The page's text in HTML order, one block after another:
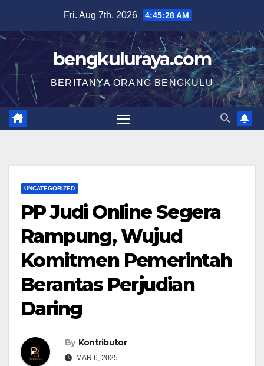
content
Fri. Aug 7th, 2026 4:45:28 AM
bengkuluraya.com
BERITANYA ORANG BENGKULU
UNCATEGORIZED
PP Judi Online Segera
Rampung, Wujud
Komitmen Pemerintah
Berantas Perjudian
Daring
By Kontributor
MAR 6, 2025